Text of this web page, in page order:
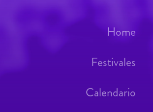
Home
Festivales
Calendario